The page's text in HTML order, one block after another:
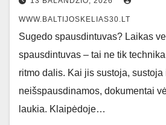
WWW.BALTIJOSKELIAS30.LT
Sugedo spausdintuvas? Laikas
spausdintuvas – tai ne tik
ritmo dalis. Kai jis sustoja,
neišspausdinamos, dokumentai
laukia. Klaipėdoje…